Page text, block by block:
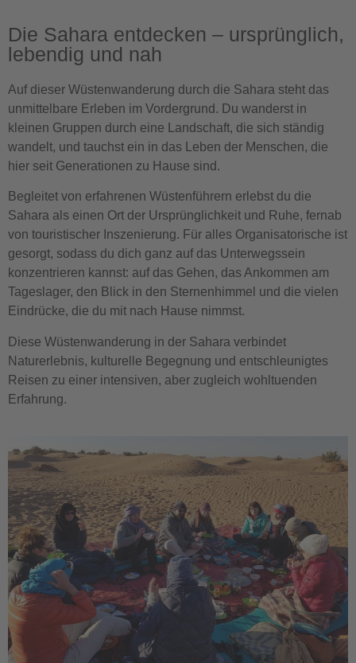
Die Sahara entdecken – ursprünglich,
lebendig und nah
Auf dieser Wüstenwanderung durch die Sahara steht das
unmittelbare Erleben im Vordergrund. Du wanderst in
kleinen Gruppen durch eine Landschaft, die sich ständig
wandelt, und tauchst ein in das Leben der Menschen, die
hier seit Generationen zu Hause sind.
Begleitet von erfahrenen Wüstenführern erlebst du die
Sahara als einen Ort der Ursprünglichkeit und Ruhe, fernab
von touristischer Inszenierung. Für alles Organisatorische ist
gesorgt, sodass du dich ganz auf das Unterwegssein
konzentrieren kannst: auf das Gehen, das Ankommen am
Tageslager, den Blick in den Sternenhimmel und die vielen
Eindrücke, die du mit nach Hause nimmst.
Diese Wüstenwanderung in der Sahara verbindet
Naturerlebnis, kulturelle Begegnung und entschleunigtes
Reisen zu einer intensiven, aber zugleich wohltuenden
Erfahrung.